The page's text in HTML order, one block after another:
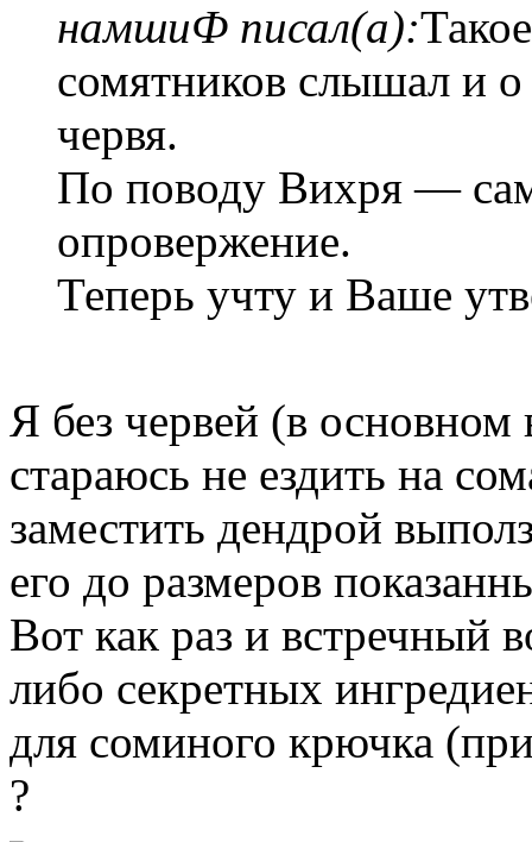
намшиФ писал(а):
сомятников слышал и
червя.
По поводу Вихря —
опровержение.
Теперь учту и Ваше
Я без червей (в
стараюсь не ездить на
заместить дендрой
его до размеров
Вот как раз и встречный
либо секретных
для соминого крючка
?